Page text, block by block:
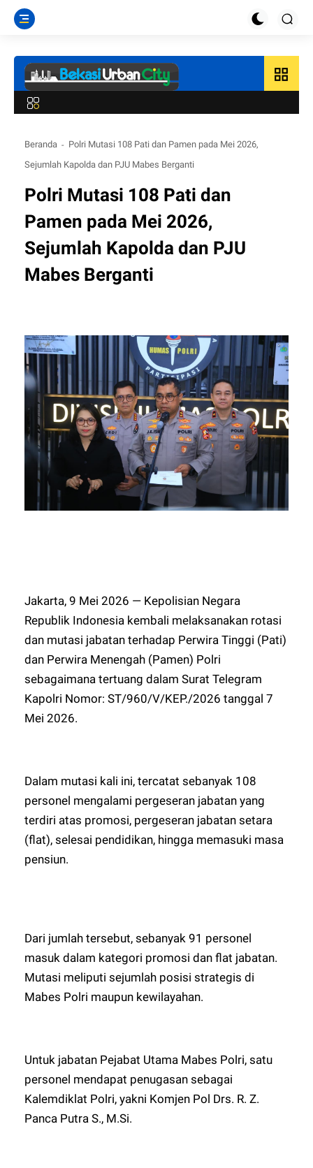
grid_view
Beranda
Polri Mutasi 108 Pati dan Pamen pada Mei 2026,
Sejumlah Kapolda dan PJU Mabes Berganti
Polri Mutasi 108 Pati dan
Pamen pada Mei 2026,
Sejumlah Kapolda dan PJU
Mabes Berganti
Jakarta, 9 Mei 2026 — Kepolisian Negara
Republik Indonesia kembali melaksanakan rotasi
dan mutasi jabatan terhadap Perwira Tinggi (Pati)
dan Perwira Menengah (Pamen) Polri
sebagaimana tertuang dalam Surat Telegram
Kapolri Nomor: ST/960/V/KEP./2026 tanggal 7
Mei 2026.
Dalam mutasi kali ini, tercatat sebanyak 108
personel mengalami pergeseran jabatan yang
terdiri atas promosi, pergeseran jabatan setara
(flat), selesai pendidikan, hingga memasuki masa
pensiun.
Dari jumlah tersebut, sebanyak 91 personel
masuk dalam kategori promosi dan flat jabatan.
Mutasi meliputi sejumlah posisi strategis di
Mabes Polri maupun kewilayahan.
Untuk jabatan Pejabat Utama Mabes Polri, satu
personel mendapat penugasan sebagai
Kalemdiklat Polri, yakni Komjen Pol Drs. R. Z.
Panca Putra S., M.Si.